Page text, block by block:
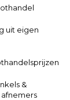
uit eigen
&